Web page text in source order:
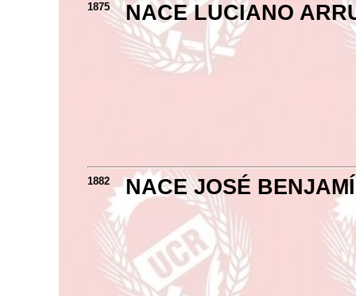
1875 NACE LUCIANO
1882 NACE JOSÉ